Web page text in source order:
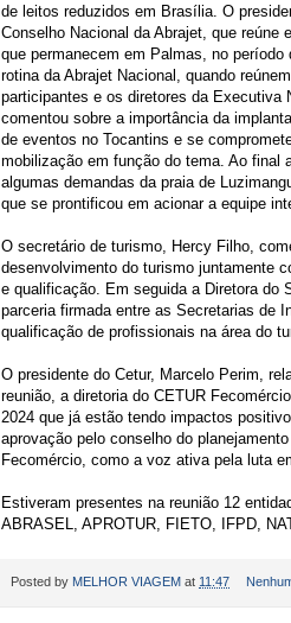
de leitos reduzidos em Brasília. O
Conselho Nacional da Abrajet, que
que permanecem em Palmas, no
rotina da Abrajet Nacional, quando
participantes e os diretores da Executiva
comentou sobre a importância da
de eventos no Tocantins e se
mobilização em função do tema. Ao final
algumas demandas da praia de
que se prontificou em acionar a equipe
O secretário de turismo, Hercy Filho,
desenvolvimento do turismo juntamente
e qualificação. Em seguida a Diretora do
parceria firmada entre as Secretarias de
qualificação de profissionais na área do
O presidente do Cetur, Marcelo Perim,
reunião, a diretoria do CETUR
2024 que já estão tendo impactos
aprovação pelo conselho do
Fecomércio, como a voz ativa pela luta
Estiveram presentes na reunião 12
ABRASEL, APROTUR, FIETO, IFPD,
Posted by MELHOR VIAGEM at 11:47